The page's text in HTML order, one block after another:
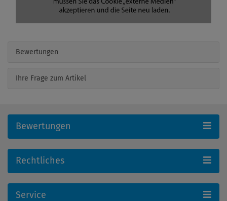
Bewertungen
Ihre Frage zum Artikel
Bewertungen
Rechtliches
Service